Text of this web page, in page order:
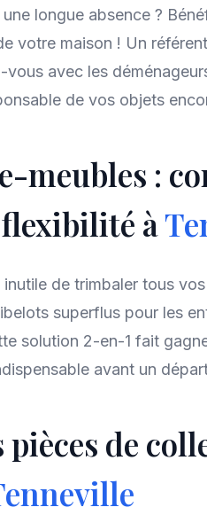
longue absence ?
votre maison ! Un
avec les
de vos objets
meubles :
à
inutile de trimbaler tous
superflus pour les
solution 2-en-1 fait
avant un
de